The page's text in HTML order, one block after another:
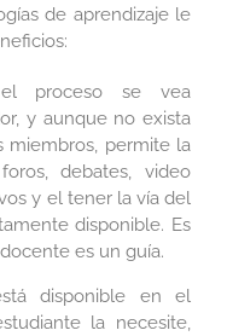
de aprendizaje le
proceso se vea
y aunque no exista
miembros, permite la
debates, video
y el tener la vía del
disponible. Es
es un guía.
disponible en el
la necesite,